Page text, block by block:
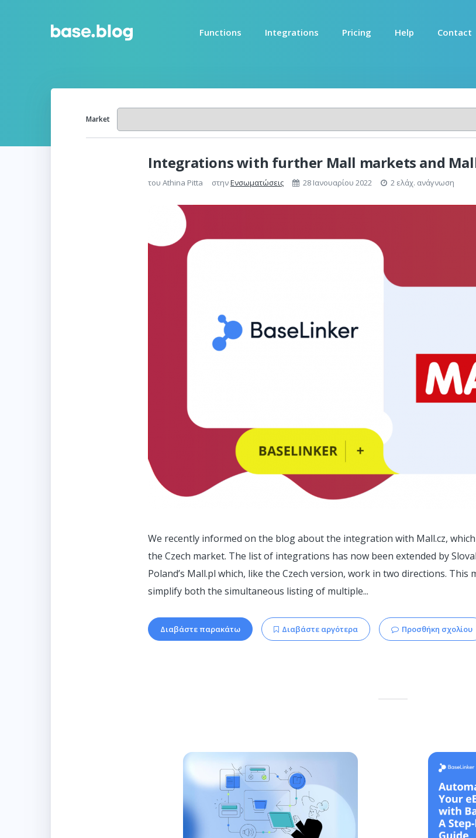
Functions Integrations Pricing Help Contact
Market
Integrations with further Mall markets and
του Athina Pitta στηνΕνσωματώσεις 28 Ιανουαρίου 2022 2 ελάχ. ανάγνωση
We recently informed on the blog about the integration with Mall.cz,
the Czech market. The list of integrations has now been extended by
Poland’s Mall.pl which, like the Czech version, work in two directions.
simplify both the simultaneous listing of multiple...
Διαβάστε παρακάτω Διαβάστε αργότερα Προσθήκη σχολίου